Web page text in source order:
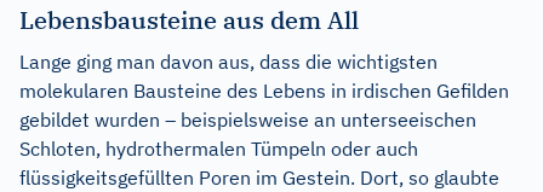
Lebensbausteine aus dem All
Lange ging man davon aus, dass die wichtigsten
molekularen Bausteine des Lebens in irdischen Gefilden
gebildet wurden – beispielsweise an unterseeischen
Schloten, hydrothermalen Tümpeln oder auch
flüssigkeitsgefüllten Poren im Gestein. Dort, so glaubte